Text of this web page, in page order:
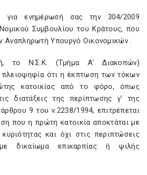
για ενημέρωσή σας την 304/2009
Συμβουλίου του Κράτους, που
Αναπληρωτή Υπουργό Οικονομικών .
το Ν.Σ.Κ. (Τμήμα Α' Διακοπών)
ότι η έκπτωση των τόκων
κατοικίας από το φόρο, όπως
διατάξεις της περίπτωσης γ' της
9 του ν.2238/1994, επιτρέπεται
που η πρώτη κατοικία αποκτάται με
και όχι στις περιπτώσεις
δικαίωμα επικαρπίας ή ψιλής